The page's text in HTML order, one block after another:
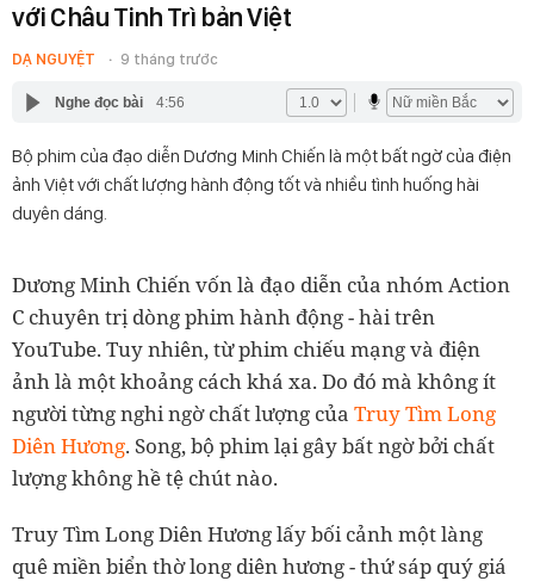
với Châu Tinh Trì bản Việt
DẠ NGUYỆT 9 tháng trước
Nghe đọc bài 4:56
Bộ phim của đạo diễn Dương Minh Chiến là một bất ngờ của điện
ảnh Việt với chất lượng hành động tốt và nhiều tình huống hài
duyên dáng.
Dương Minh Chiến vốn là đạo diễn của nhóm Action
C chuyên trị dòng phim hành động - hài trên
YouTube. Tuy nhiên, từ phim chiếu mạng và điện
ảnh là một khoảng cách khá xa. Do đó mà không ít
người từng nghi ngờ chất lượng của Truy Tìm Long
Diên Hương. Song, bộ phim lại gây bất ngờ bởi chất
lượng không hề tệ chút nào.
Truy Tìm Long Diên Hương lấy bối cảnh một làng
quê miền biển thờ long diên hương - thứ sáp quý giá